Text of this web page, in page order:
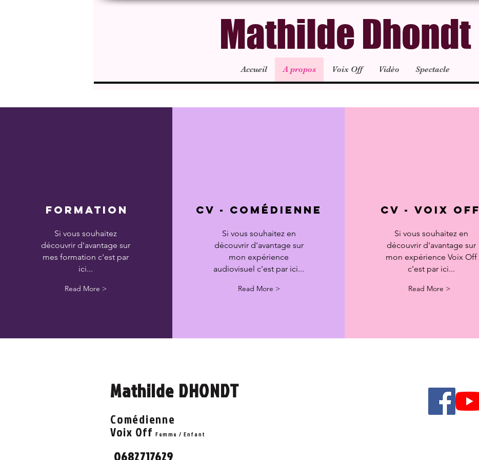
Mathilde Dhondt
Accueil A propos Voix Off Vidéo Spectacle
Formation
Si vous souhaitez
découvrir d'avantage sur
mes formation c'est par
ici...
Read More >
CV - Comédienne
Si vous souhaitez en
découvrir d'avantage sur
mon expérience
audiovisuel c'est par ici...
Read More >
CV - Voix Off
Si vous souhaitez en
découvrir d'avantage sur
mon expérience Voix Off
c'est par ici...
Read More >
Mathilde DHONDT
Comédienne
Voix Off Femme / Enfant
O682717629